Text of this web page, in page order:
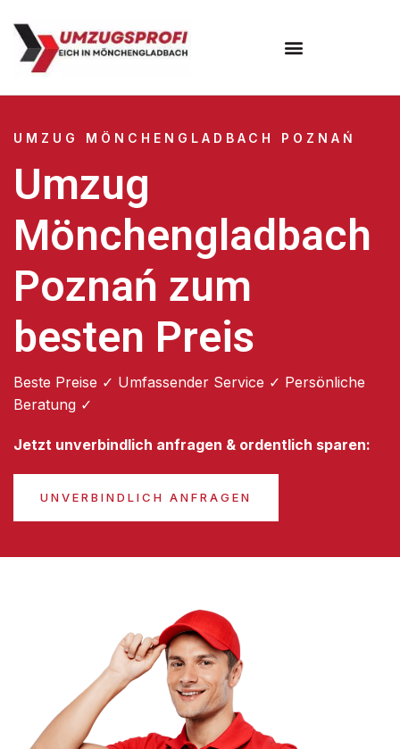
UMZUG MÖNCHENGLADBACH POZNAŃ
Umzug
Mönchengladbach
Poznań zum
besten Preis
Beste Preise ✓ Umfassender Service ✓ Persönliche
Beratung ✓
Jetzt unverbindlich anfragen & ordentlich sparen:
UNVERBINDLICH ANFRAGEN